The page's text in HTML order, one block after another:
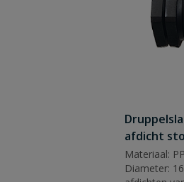
afdicht
Materiaal:
Diameter: